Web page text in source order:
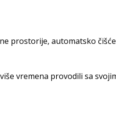
prostorije, automatsko
vremena provodili sa